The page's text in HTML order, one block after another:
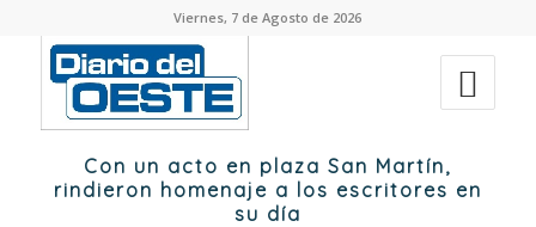
Viernes, 7 de Agosto de 2026
Con un acto en plaza San Martín,
rindieron homenaje a los escritores en
su día